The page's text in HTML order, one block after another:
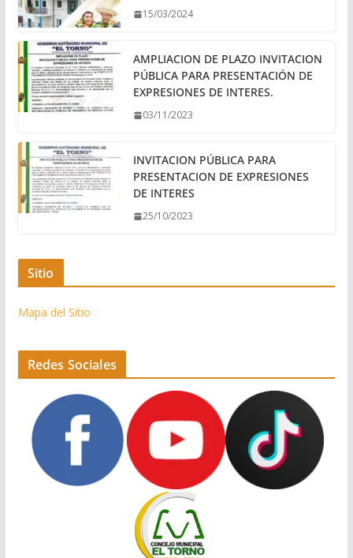
15/03/2024
AMPLIACION DE PLAZO INVITACION
PÚBLICA PARA PRESENTACIÓN DE
EXPRESIONES DE INTERES.
03/11/2023
INVITACION PÚBLICA PARA
PRESENTACION DE EXPRESIONES
DE INTERES
25/10/2023
Sitio
Mapa del Sitio
Redes Sociales